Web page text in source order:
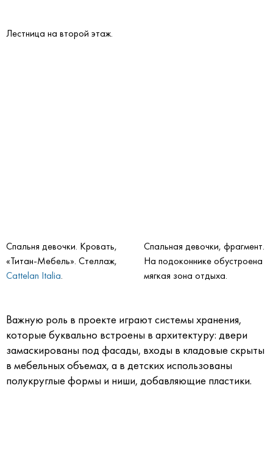
Лестница на второй этаж.
Спальня девочки. Кровать,
«Титан-Мебель». Стеллаж,
Cattelan Italia.
Спальная девочки, фрагмент.
На подоконнике обустроена
мягкая зона отдыха.
Важную роль в проекте играют системы хранения,
которые буквально встроены в архитектуру: двери
замаскированы под фасады, входы в кладовые скрыты
в мебельных объемах, а в детских использованы
полукруглые формы и ниши, добавляющие пластики.